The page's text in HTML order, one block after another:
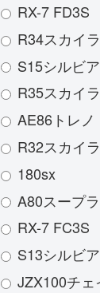
RX-7 FD3S
R34スカイ
S15シルビア
R35スカイ
AE86トレノ
R32スカイ
180sx
A80スープラ
RX-7 FC3S
S13シルビア
JZX100チェ